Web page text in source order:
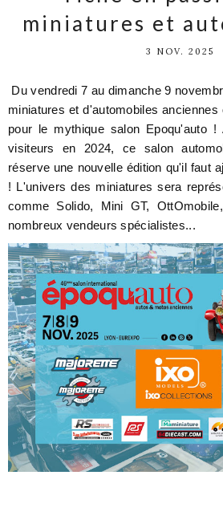
miniatures et
3 NOV. 2025
Du vendredi 7 au dimanche 9
miniatures et d'automobiles
pour le mythique salon Epoqu'auto
visiteurs en 2024, ce salon
réserve une nouvelle édition qu'il faut
! L'univers des miniatures sera
comme Solido, Mini GT,
nombreux vendeurs spécialistes...